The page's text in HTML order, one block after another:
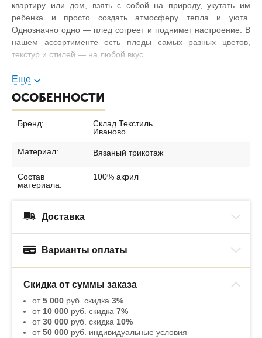
квартиру или дом, взять с собой на природу, укутать им
ребенка и просто создать атмосферу тепла и уюта.
Однозначно одно — плед согреет и поднимет настроение. В
нашем ассортименте есть пледы самых разных цветов,
текстур и стилей — на любой вкус.
Преимущества:
Состав 100% акрил - Не вызывает аллергии
Трендовые цвета - Создание модного интерьера
Еще
ОСОБЕННОСТИ
Бренд:
Склад Текстиль
Иваново
Материал: Вязаный трикотаж
Состав
материала:
100% акрил
Доставка
Варианты оплаты
Скидка от суммы заказа
от5 000 руб. скидка 3%
от 10 000 руб. скидка 7%
от30 000 руб. скидка 10%
от50 000 руб. индивидуальные условия